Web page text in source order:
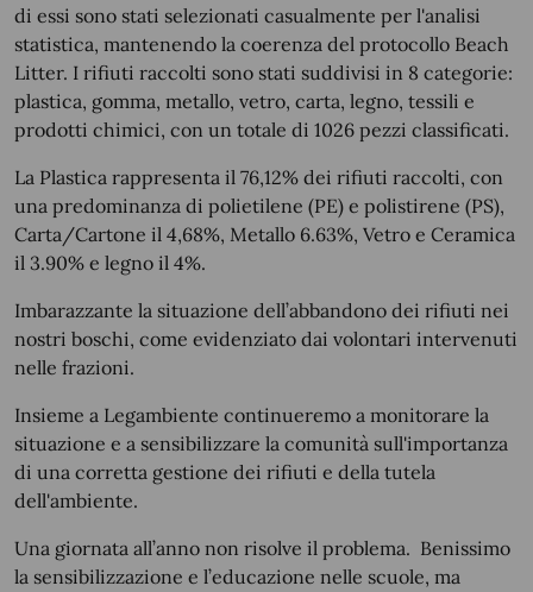
di essi sono stati selezionati casualmente per l'analisi
statistica, mantenendo la coerenza del protocollo Beach
Litter. I rifiuti raccolti sono stati suddivisi in 8 categorie:
plastica, gomma, metallo, vetro, carta, legno, tessili e
prodotti chimici, con un totale di 1026 pezzi classificati.
La Plastica rappresenta il 76,12% dei rifiuti raccolti, con
una predominanza di polietilene (PE) e polistirene (PS),
Carta/Cartone il 4,68%, Metallo 6.63%, Vetro e Ceramica
il 3.90% e legno il 4%.
Imbarazzante la situazione dell’abbandono dei rifiuti nei
nostri boschi, come evidenziato dai volontari intervenuti
nelle frazioni.
Insieme a Legambiente continueremo a monitorare la
situazione e a sensibilizzare la comunità sull'importanza
di una corretta gestione dei rifiuti e della tutela
dell'ambiente.
Una giornata all’anno non risolve il problema. Benissimo
la sensibilizzazione e l’educazione nelle scuole, ma